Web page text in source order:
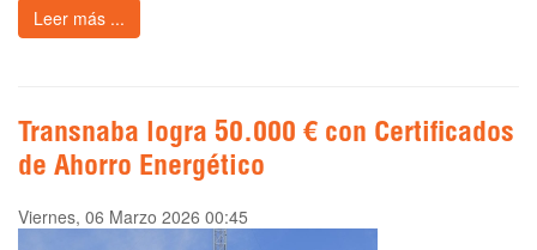
Leer más ...
Transnaba logra 50.000 € con Certificados
de Ahorro Energético
Viernes, 06 Marzo 2026 00:45